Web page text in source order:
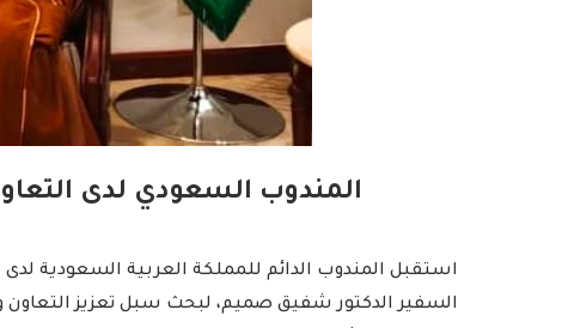
المندوب السعودي لدى
استقبل المندوب الدائم للمملكة العربية السعودية
السفير الدكتور شفيق صميم، لبحث سبل تعزيز